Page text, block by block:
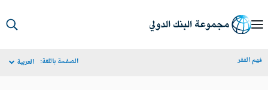
الفقر الصفحة باللغة: العربية